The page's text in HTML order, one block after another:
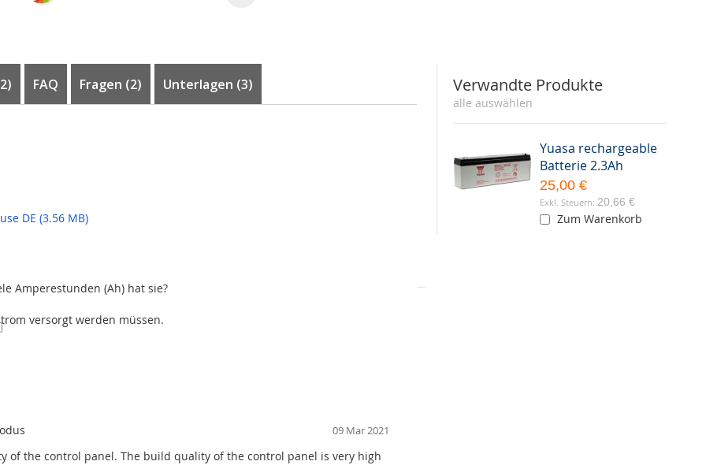
Übertragungsgerät ausgestattet. Die gewünschten Settings werden mit F-
Verifizierte Käufer
09 Mar 2021
of the control panel. The build quality of the control panel is very high
FAQ Fragen 2
Strom für die Alarmanlage zur Aufrechterhaltung der Funktionsfähigkeit
Amperestunden (Ah) hat sie?
versorgt werden müssen.
Unterlagen (3)
DE (3.56 MB)
Verwandte Produkte
alle auswählen
Yuasa rechargeable
Batterie 2.3Ah
25,00 €
20,66 €
Zum Warenkorb